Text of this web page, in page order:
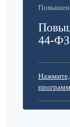
44-ФЗ
Нажмите,